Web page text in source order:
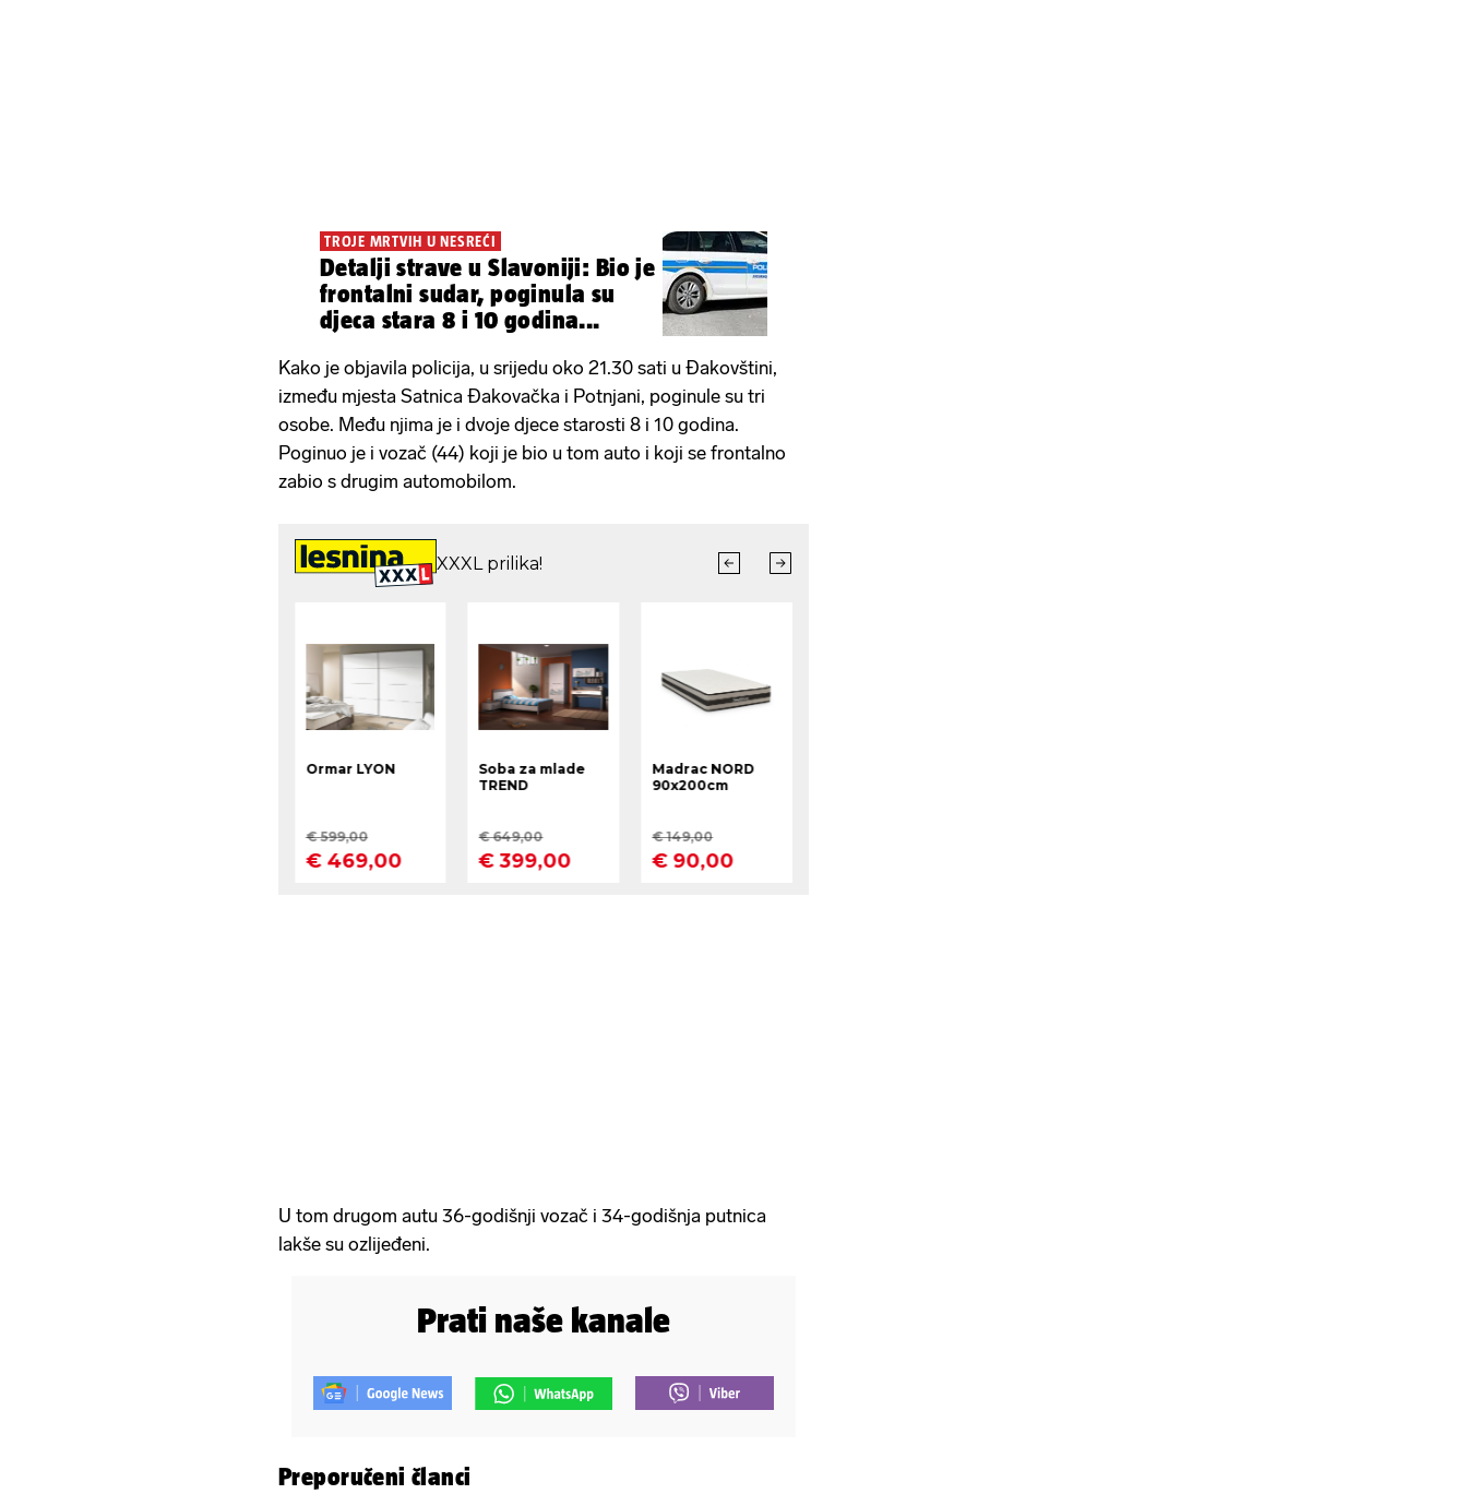
TROJE MRTVIH U NESREĆI
Detalji strave u Slavoniji: Bio je
frontalni sudar, poginula su
djeca stara 8 i 10 godina...
Kako je objavila policija, u srijedu oko 21.30 sati u Đakovštini,
između mjesta Satnica Đakovačka i Potnjani, poginule su tri
osobe. Među njima je i dvoje djece starosti 8 i 10 godina.
Poginuo je i vozač (44) koji je bio u tom auto i koji se frontalno
zabio s drugim automobilom.
U tom drugom autu 36-godišnji vozač i 34-godišnja putnica
lakše su ozlijeđeni.
Prati naše kanale
Preporučeni članci